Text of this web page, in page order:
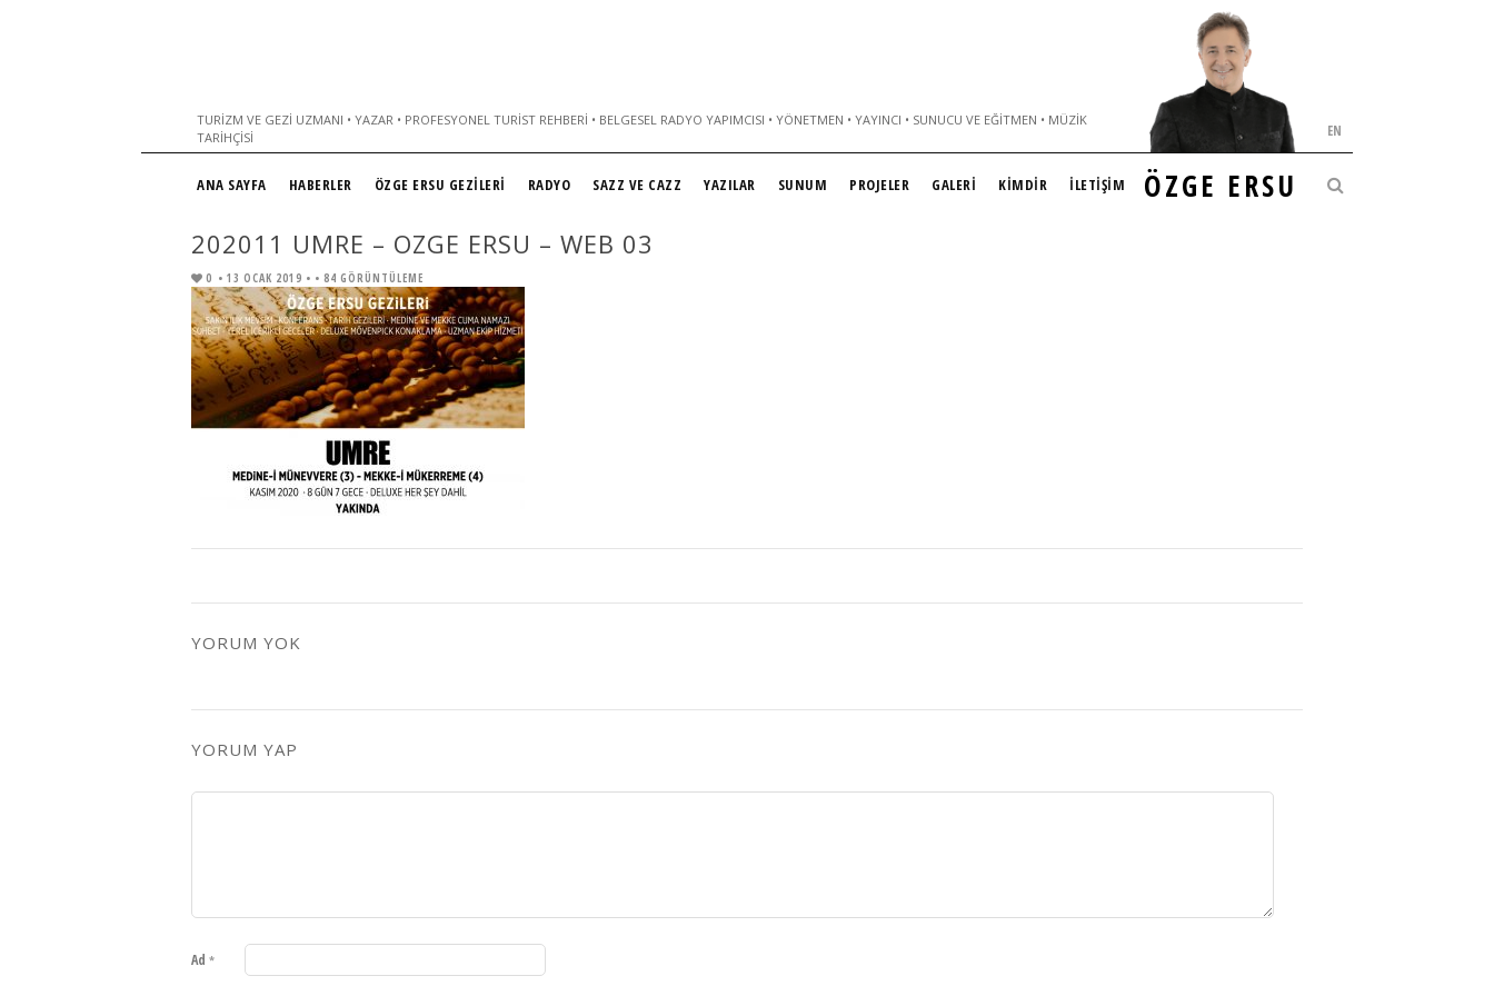
TURIZM VE GEZI UZMANI • YAZAR • PROFESYONEL TURIST REHBERI • BELGESEL RADYO YAPIMCISI • YÖNETMEN • YAYINCI • SUNUCU VE EĞITMEN • MÜZIK
TARIHÇISI
ÖZGE ERSU
EN
ANA SAYFA HABERLER ÖZGE ERSU GEZİLERİ RADYO SAZZ VE CAZZ YAZILAR SUNUM PROJELER GALERİ KİMDİR İLETİŞİM
202011 UMRE – OZGE ERSU – WEB 03
0 • 13 OCAK 2019 • • 84 GÖRÜNTÜLEME
YORUM YOK
YORUM YAP
Ad *